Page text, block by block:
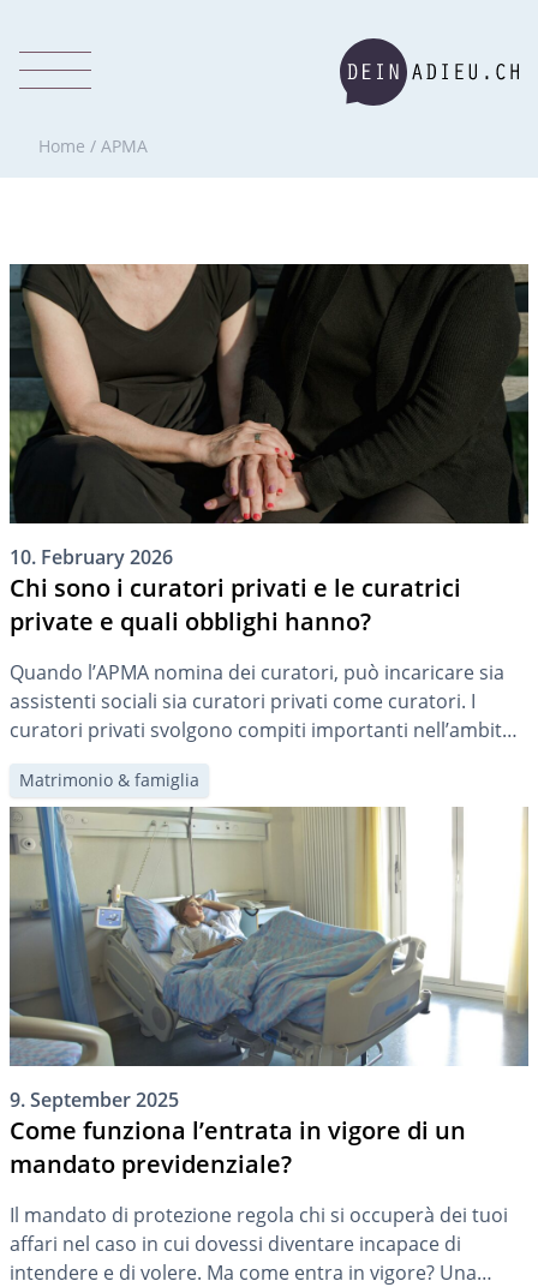
Home / APMA
10. February 2026
Chi sono i curatori privati e le curatrici
private e quali obblighi hanno?
Quando l’APMA nomina dei curatori, può incaricare sia
assistenti sociali sia curatori privati come curatori. I
curatori privati svolgono compiti importanti nell’ambito
della protezione degli adulti in Svizzera. Essi assistono le
persone che non sono più in grado di gestire
autonomamente i propri affari. L’APMA li nomina come
curatori per persone che necessitano di aiuto […]
Matrimonio & famiglia
9. September 2025
Come funziona l’entrata in vigore di un
mandato previdenziale?
Il mandato di protezione regola chi si occuperà dei tuoi
affari nel caso in cui dovessi diventare incapace di
intendere e di volere. Ma come entra in vigore? Una